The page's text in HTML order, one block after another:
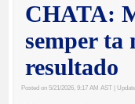
CHATA:
semper
resultado
Posted on 5/21/2026, 9:17 AM AST |